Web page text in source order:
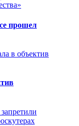
прошел